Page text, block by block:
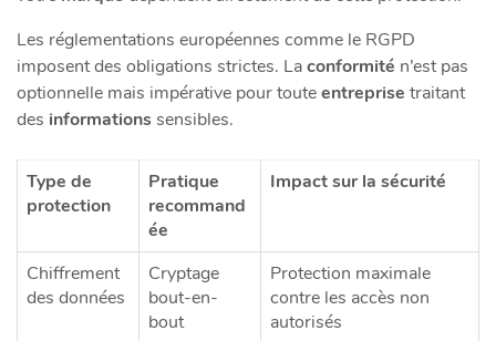
Les réglementations européennes comme le RGPD
imposent des obligations strictes. Laconformité n’est pas
optionnelle mais impérative pour touteentreprise traitant
des informationssensibles.
Type de
protection
Pratique
recommand
ée
Impact sur la sécurité
Chiffrement
des données
Cryptage
bout-en-
bout
Protection maximale
contre les accès non
autorisés